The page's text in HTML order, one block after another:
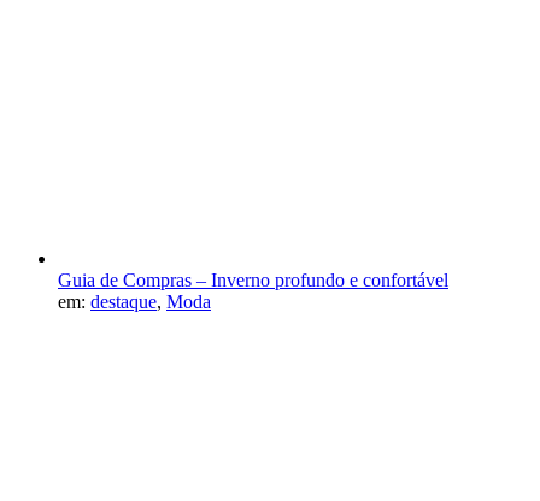
Guia de Compras – Inverno profundo e confortável
em: destaque, Moda